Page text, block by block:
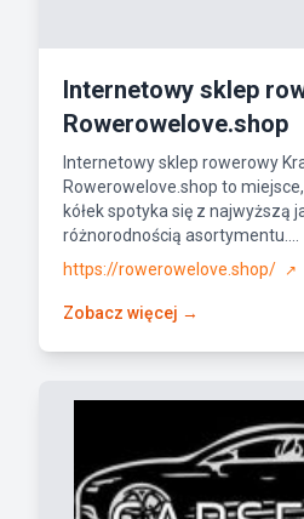
Internetowy sklep
Rowerowelove.shop
Internetowy sklep rowerowy
Rowerowelove.shop to
kółek spotyka się z najwyższą
różnorodnością asortymentu....
https://rowerowelove.shop/
↗
Zobacz więcej →